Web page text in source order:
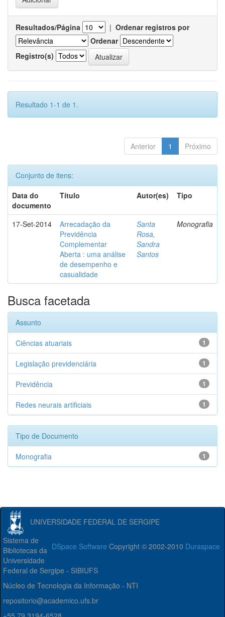
Resultados/Página | Ordenar registros por
Ordenar
Registro(s)
Resultado 1-1 de 1.
Anterior 1 Próximo
Conjunto de itens:
Data do
documento
Título Autor(es) Tipo
17-Set-2014
Arrecadação da
Previdência
Complementar
Aberta : uma análise
de desempenho e
casualidade
Santa
Rosa,
Sandra
Santos
Monografia
Busca facetada
Assunto
1
Ciências atuariais
1
Legislação previdenciária
1
Previdência
1
Redes neurais artificiais
Tipo de Documento
1
Monografia
UNIVERSIDADE FEDERAL DE SERGIPE
DSpace Software Copyright © 2002-2010 Duraspace
Sistema de
Bibliotecas da
Universidade
Federal de Sergipe - SIBIUFS
Núcleo de Tecnologia da Informação - NTI
repositorio@academico.ufs.br